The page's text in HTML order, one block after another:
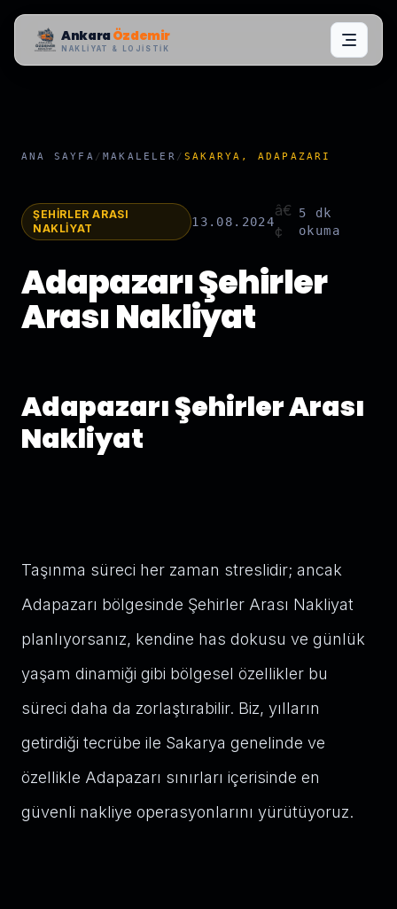
AnkaraÖzdemir
NAKLIYAT & LOJISTIK
ANA SAYFA /MAKALELER /SAKARYA, ADAPAZARI
ŞEHIRLER ARASI
NAKLIYAT
13.08.2024
â€
¢
5 dk
okuma
Adapazarı Şehirler
Arası Nakliyat
Adapazarı Şehirler Arası
Nakliyat
Taşınma süreci her zaman streslidir; ancak
Adapazarı bölgesinde Şehirler Arası Nakliyat
planlıyorsanız, kendine has dokusu ve günlük
yaşam dinamiği gibi bölgesel özellikler bu
süreci daha da zorlaştırabilir. Biz, yılların
getirdiği tecrübe ile Sakarya genelinde ve
özellikle Adapazarı sınırları içerisinde en
güvenli nakliye operasyonlarını yürütüyoruz.